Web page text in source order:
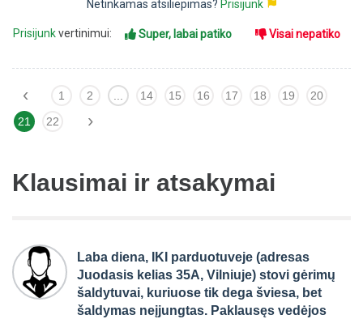
Netinkamas atsiliepimas? Prisijunk
Prisijunkvertinimui: Super, labai patiko Visai nepatiko
‹ 1 2 ... 14 15 16 17 18 19
20
21
22 ›
Klausimai ir atsakymai
Laba diena, IKI parduotuveje (adresas
Juodasis kelias 35A, Vilniuje) stovi gėrimų
šaldytuvai, kuriuose tik dega šviesa, bet
šaldymas neįjungtas. Paklausęs vedėjos